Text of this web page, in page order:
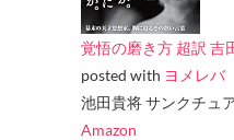
覚悟の磨き方 超訳 吉
posted with ヨメレバ
池田貴将 サンクチュ
Amazon